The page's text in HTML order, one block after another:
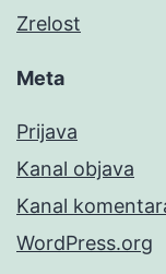
Zrelost
Meta
Prijava
Kanal objava
Kanal
WordPress.org